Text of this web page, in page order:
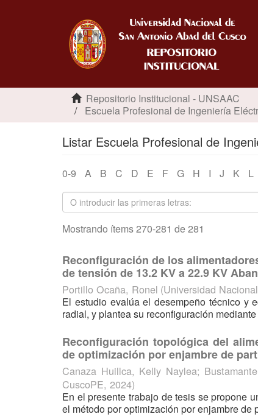
Repositorio Institucional - UNSAAC
Escuela Profesional de Ingeniería
Listar Escuela Profesional de
0-9 A B C D E F G H I J K L
Mostrando ítems 270-281 de 281
Reconfiguración de los
de tensión de 13.2 KV a 22.9 KV
Portillo Ocaña, Ronel (Universidad
El estudio evalúa el desempeño técnico y
radial, y plantea su reconfiguración
Reconfiguración topológica del
de optimización por enjambre de
Canaza Huillca, Kelly Naylea;
CuscoPE, 2024)
En el presente trabajo de tesis se propone
el método por optimización por enjambre